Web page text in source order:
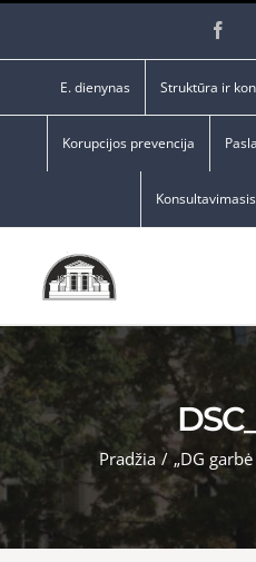
E. dienynas Struktūra ir
Korupcijos prevencija
Pradžia / „DG